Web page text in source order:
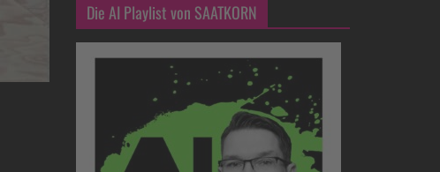
Die AI Playlist von SAATKORN